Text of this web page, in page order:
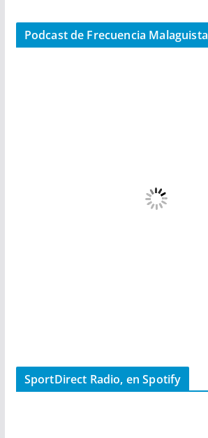
Podcast de Frecuencia Malaguista
SportDirect Radio, en Spotify